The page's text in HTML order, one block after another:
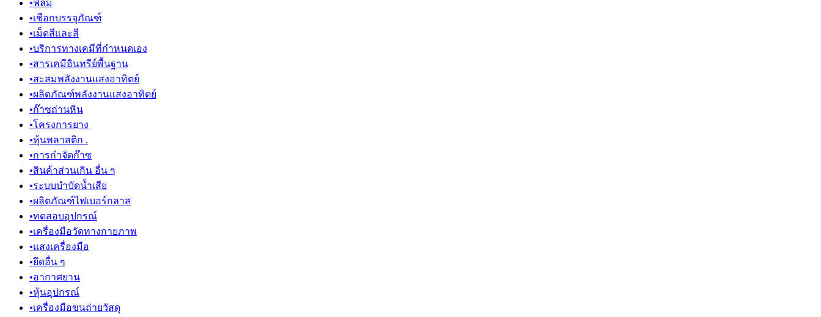
•ฟิล์ม
•เชือกบรรจุภัณฑ์
•เม็ดสีและสี
•บริการทางเคมีที่กำหนดเอง
•สารเคมีอินทรีย์พื้นฐาน
•สะสมพลังงานแสงอาทิตย์
•ผลิตภัณฑ์พลังงานแสงอาทิตย์
•ก๊าซถ่านหิน
•โครงการยาง
•หุ้นพลาสติก .
•การกำจัดก๊าซ
•สินค้าส่วนเกิน อื่น ๆ
•ระบบบำบัดน้ำเสีย
•ผลิตภัณฑ์ไฟเบอร์กลาส
•ทดสอบอุปกรณ์
•เครื่องมือวัดทางกายภาพ
•แสงเครื่องมือ
•ยึดอื่น ๆ
•อากาศยาน
•หุ้นอุปกรณ์
•เครื่องมือขนถ่ายวัสดุ